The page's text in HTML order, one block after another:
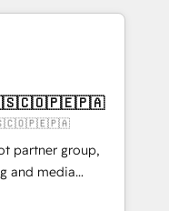
different CRMs
✨ CS: Clients
new visitors for a
conversion
Award 🏆
partner group,
and media
Southern